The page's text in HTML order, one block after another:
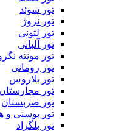
تور سوئد
تور نروژ
تور لتونی
تور آلبانی
تور مونته
تور رومانی
تور بلاروس
تور مجارستان
تور صربستان
تور بوسنی و
تور بلگراد